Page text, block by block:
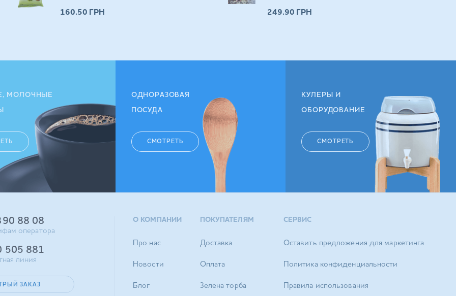
160.50 ГРН 249.90 ГРН
МОЛОЧНЫЕ ОДНОРАЗОВАЯ
ПОСУДА
СМОТРЕТЬ
КУЛЕРЫ И
ОБОРУДОВАНИЕ
СМОТРЕТЬ
88 08
оператора
505 881
линия
ЗАКАЗ
О КОМПАНИИ
Про нас
Новости
Блог
ПОКУПАТЕЛЯМ
Доставка
Оплата
Зелена торба
СЕРВИС
Оставить предложения для маркетинга
Политика конфиденциальности
Правила использования